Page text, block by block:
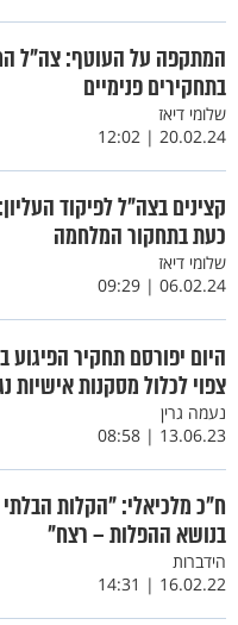
המתקפה על העוטף: צה"ל
בתחקירים פנימיים
שלומי דיאז
20.02.24 | 12:02
קצינים בצה"ל לפיקוד
כעת בתחקור המלחמה
שלומי דיאז
06.02.24 | 09:29
היום יפורסם תחקיר הפיגוע
צפוי לכלול מסקנות אישיות
נעמה גרין
13.06.23 | 08:58
ח"כ מלכיאלי: "הקלות
בנושא ההפלות – רצח"
הידברות
16.02.22 | 14:31